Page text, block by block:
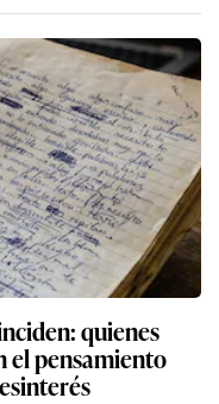
quienes
el pensamiento